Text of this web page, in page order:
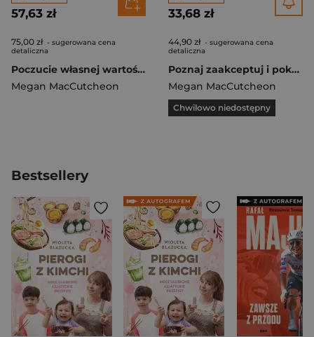
57,63 zł
75,00 zł - sugerowana cena
detaliczna
Poczucie własnej wartości Ćwiczenia dla nastolatków Jak pokonać niepewność, uciszyć wewnętrznego krytyka i odnaleźć pewność siebie
Megan MacCutcheon
33,68 zł
44,90 zł - sugerowana cena
detaliczna
Poznaj zaakceptuj i pokochaj siebie 5 kroków do wzmocnienia poczucia własnej wartości
Megan MacCutcheon
Chwilowo niedostępny
Bestsellery